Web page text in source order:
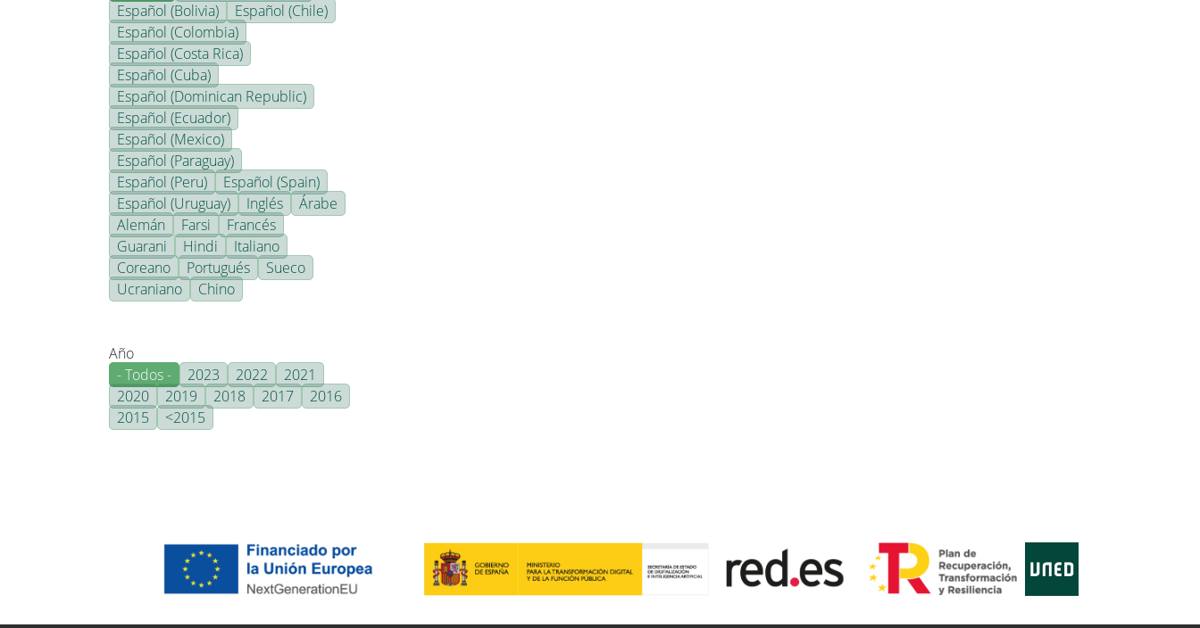
Español (Bolivia)
Español (Chile)
Español (Colombia)
Español (Costa Rica)
Español (Cuba)
Español (Dominican Republic)
Español (Ecuador)
Español (Mexico)
Español (Paraguay)
Español (Peru)
Español (Spain)
Español (Uruguay)
Inglés
Árabe
Alemán
Farsi
Francés
Guarani
Hindi
Italiano
Coreano
Portugués
Sueco
Ucraniano
Chino
Año
- Todos -
2023 2022
2021
2020
2019 2018 2017
2016
2015
<2015